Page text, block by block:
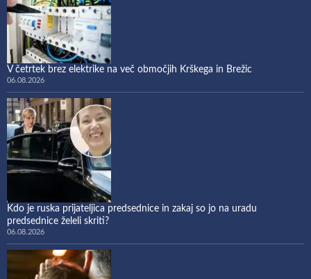
V četrtek brez elektrike na več območjih Krškega in Brežic
06.08.2026
Kdo je ruska prijateljica predsednice in zakaj so jo na uradu
predsednice želeli skriti?
06.08.2026